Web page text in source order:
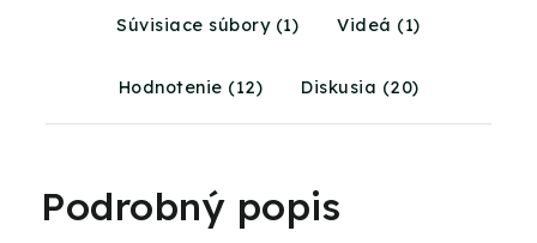
Súvisiace súbory (1) Videá (1)
Hodnotenie (12) Diskusia (20)
Podrobný popis